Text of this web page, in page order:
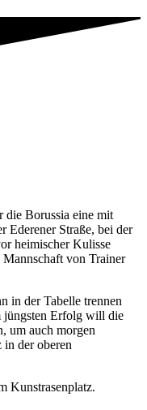
die Borussia eine mit
Ederener Straße, bei der
heimischer Kulisse
von Trainer
in der Tabelle trennen
jüngsten Erfolg will die
um auch morgen
der oberen
Kunstrasenplatz.